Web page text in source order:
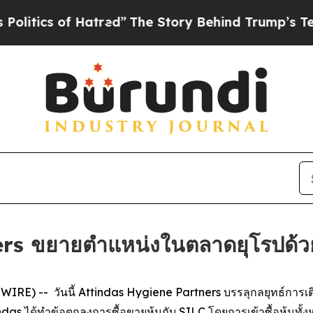
of Hatred”The Story Behind Trump’s
ขยายตำแหน่งในตลาดยุโรปด้ว
-- วันนี้ Attindas Hygiene Partners บรรลุกลยุทธ์กา